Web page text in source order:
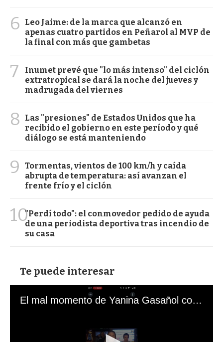
6
Leo Jaime: de la marca que alcanzó en
apenas cuatro partidos en Peñarol al MVP de
la final con más que gambetas
7
Inumet prevé que "lo más intenso" del ciclón
extratropical se dará la noche del jueves y
madrugada del viernes
8
Las "presiones" de Estados Unidos que ha
recibido el gobierno en este período y qué
diálogo se está manteniendo
9
Tormentas, vientos de 100 km/h y caída
abrupta de temperatura: así avanzan el
frente frío y el ciclón
10"Perdí todo": el conmovedor pedido de ayuda
de una periodista deportiva tras incendio de
su casa
Te puede interesar
El mal momento de Yanina Gasañol con un hincha argentino en "Subrayado"